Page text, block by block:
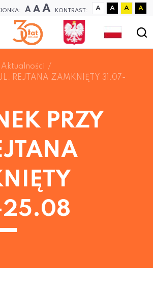
A A A KONTRAST: A A A A
Aktualności
REJTANA ZAMKNIĘTY 31.07-
PRZY
25.08